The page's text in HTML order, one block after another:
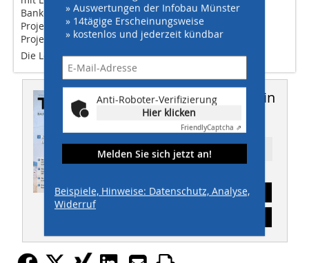
Bankettplatte)
Projektdauer neun Wochen mind. sechs Monate
Projektgesamtkosten 400.000 € ca. 2.000.000 €
Die Lefix Bankettplatte macht sich bezahlt.
Dieser Artikel erschien in
THIS 11-12/2020
Ressort: STRASSENBAU
Abonnement
» Auswertungen der Infobau Münster
» 14tägige Erscheinungsweise
» kostenlos und jederzeit kündbar
Anti-Roboter-Verifizierung
Hier klicken
FriendlyCaptcha ⇗
Melden Sie sich jetzt an!
Beispiele, Hinweise: Datenschutz, Analyse,
Widerruf